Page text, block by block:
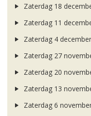
Zaterdag 18
Zaterdag 11
Zaterdag 4
Zaterdag 27
Zaterdag 20
Zaterdag 13
Zaterdag 6